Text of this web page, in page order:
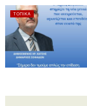
ΤΟΠΙΚΆ